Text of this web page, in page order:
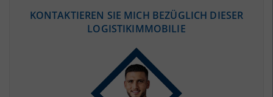
(STAND: 12/2019)
KONTAKTIEREN SIE MICH BEZÜGLICH DIESER
LOGISTIKIMMOBILIE